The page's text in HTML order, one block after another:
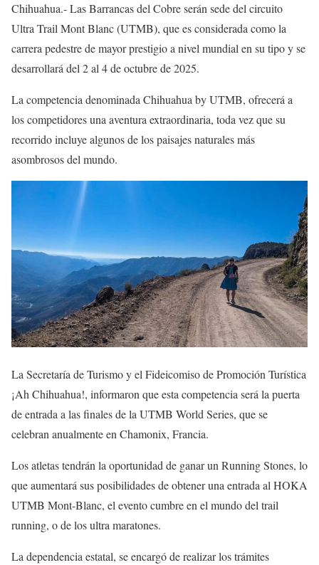
Chihuahua.- Las Barrancas del Cobre serán sede del circuito
Ultra Trail Mont Blanc (UTMB), que es considerada como la
carrera pedestre de mayor prestigio a nivel mundial en su tipo y se
desarrollará del 2 al 4 de octubre de 2025.
La competencia denominada Chihuahua by UTMB, ofrecerá a
los competidores una aventura extraordinaria, toda vez que su
recorrido incluye algunos de los paisajes naturales más
asombrosos del mundo.
La Secretaría de Turismo y el Fideicomiso de Promoción Turística
¡Ah Chihuahua!, informaron que esta competencia será la puerta
de entrada a las finales de la UTMB World Series, que se
celebran anualmente en Chamonix, Francia.
Los atletas tendrán la oportunidad de ganar un Running Stones, lo
que aumentará sus posibilidades de obtener una entrada al HOKA
UTMB Mont-Blanc, el evento cumbre en el mundo del trail
running, o de los ultra maratones.
La dependencia estatal, se encargó de realizar los trámites